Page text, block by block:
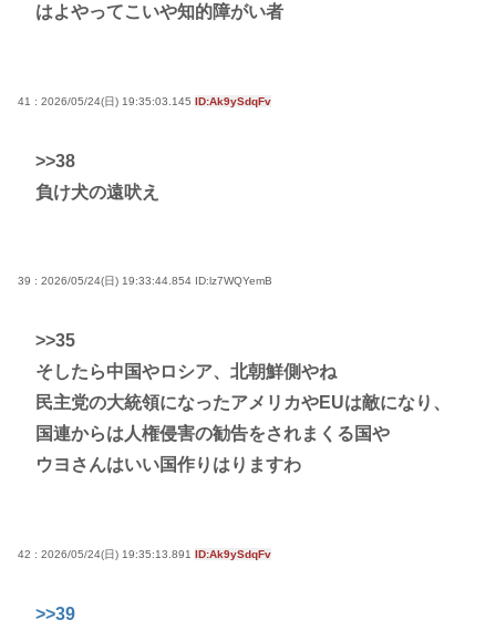
はよやってこいや知的障がい者
41 : 2026/05/24(日) 19:35:03.145 ID:Ak9ySdqFv
>>38
負け犬の遠吠え
39 : 2026/05/24(日) 19:33:44.854 ID:lz7WQYemB
>>35
そしたら中国やロシア、北朝鮮側やね
民主党の大統領になったアメリカやEUは敵になり、
国連からは人権侵害の勧告をされまくる国や
ウヨさんはいい国作りはりますわ
42 : 2026/05/24(日) 19:35:13.891 ID:Ak9ySdqFv
>>39